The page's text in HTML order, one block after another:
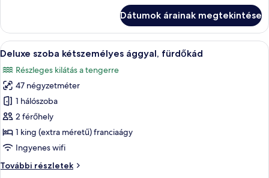
tengerre
további
részletei
Dátumok árainak megtekintése
A
következő
szoba
összes
képének
megtekintése:
Deluxe
szoba
kétszemélyes
ággyal,
Egy modern fürőszoba, melyben
6
Deluxe szoba kétszemélyes ággyal, fürdőkád
Részleges kilátás a tengerre
47 négyzetméter
1 hálószoba
2 férőhely
1 king (extra méretű) franciaágy
Ingyenes wifi
További részletek
Deluxe